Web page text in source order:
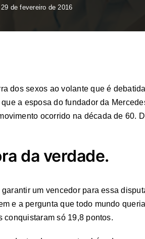
de fevereiro de 2016
dos sexos ao volante que é
a esposa do fundador da
ocorrido na década de 60.
da verdade.
um vencedor para essa
e a pergunta que todo mundo
conquistaram só 19,8 pontos.